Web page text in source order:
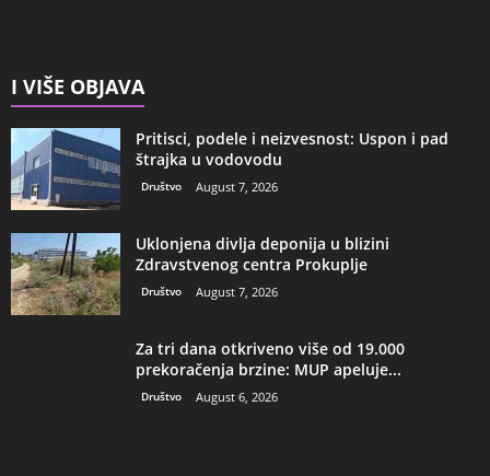
I VIŠE OBJAVA
Pritisci, podele i neizvesnost: Uspon i pad
štrajka u vodovodu
Društvo August 7, 2026
Uklonjena divlja deponija u blizini
Zdravstvenog centra Prokuplje
Društvo August 7, 2026
Za tri dana otkriveno više od 19.000
prekoračenja brzine: MUP apeluje...
Društvo August 6, 2026